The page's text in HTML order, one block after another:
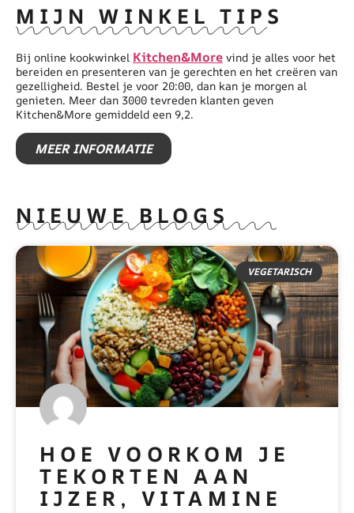
MIJN WINKEL TIPS
Bij online kookwinkel Kitchen&More vind je alles voor het
bereiden en presenteren van je gerechten en het creëren van
gezelligheid. Bestel je voor 20:00, dan kan je morgen al
genieten. Meer dan 3000 tevreden klanten geven
Kitchen&More gemiddeld een 9,2.
MEER INFORMATIE
NIEUWE BLOGS
VEGETARISCH
HOE VOORKOM JE
TEKORTEN AAN
IJZER, VITAMINE